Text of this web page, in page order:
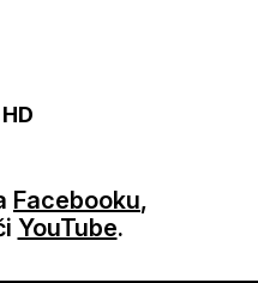
Facebooku,
YouTube.